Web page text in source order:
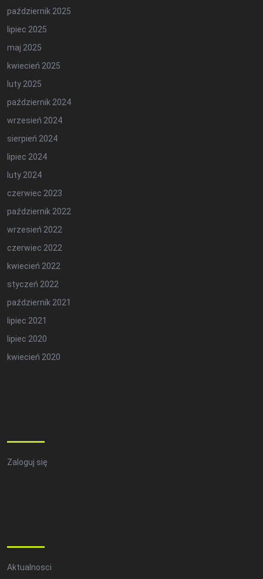
październik 2025
lipiec 2025
maj 2025
kwiecień 2025
luty 2025
październik 2024
wrzesień 2024
sierpień 2024
lipiec 2024
luty 2024
czerwiec 2023
październik 2022
wrzesień 2022
czerwiec 2022
kwiecień 2022
styczeń 2022
październik 2021
lipiec 2021
lipiec 2020
kwiecień 2020
Zaloguj się
Aktualnosci